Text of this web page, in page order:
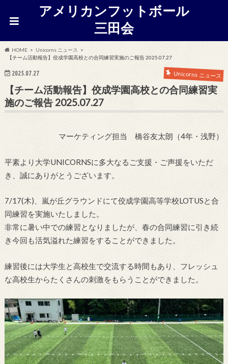
アメリカンフットボール
三田会
HOME
Unicorns ニュース
【チーム活動報告】佼成学園高校との合同練習実施のご報告 2025.07.27
2025.07.27 Unicorns ニュース
【チーム活動報告】佼成学園高校との合同練習実
施のご報告 2025.07.27
マーケティング担当 橋谷友太朗（4年・浅野）
平素より大学UNICORNSに多大なるご支援・ご声援をいただ
き、誠にありがとうございます。
7/17(木)、嵐が丘グラウンドにて佼成学園高等学校LOTUSと合
同練習を実施いたしました。
非常に暑い中での練習となりましたが、春の合同練習に引き続
き今回も活気溢れた練習をすることができました。
練習後には大学生と高校生で交流する時間もあり、フレッシュ
な高校生からたくさんの刺激をもらうことができました。